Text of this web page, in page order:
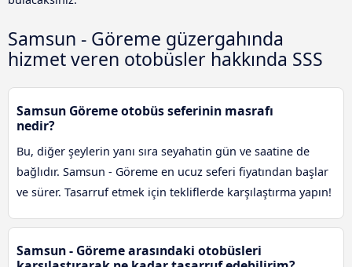
Samsun - Göreme güzergahında
hizmet veren otobüsler hakkında SSS
Samsun Göreme otobüs seferinin masrafı
nedir?
Bu, diğer şeylerin yanı sıra seyahatin gün ve saatine de
bağlıdır. Samsun - Göreme en ucuz seferi fiyatından başlar
ve sürer. Tasarruf etmek için tekliflerde karşılaştırma yapın!
Samsun - Göreme arasındaki otobüsleri